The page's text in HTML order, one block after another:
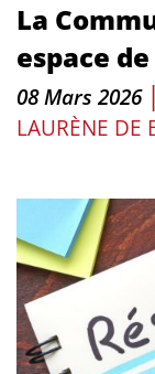
La
espace
08 Mars 2026 |
LAURÈNE DE